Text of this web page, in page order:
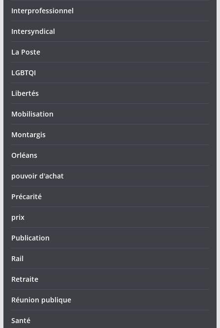
Interprofessionnel
Intersyndical
La Poste
LGBTQI
Libertés
Mobilisation
Montargis
Orléans
pouvoir d'achat
Précarité
prix
Publication
Rail
Retraite
Réunion publique
Santé